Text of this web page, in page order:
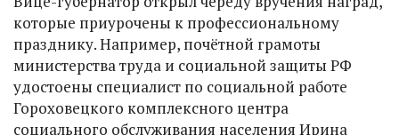
которые приурочены к профессиональному
празднику. Например, почётной грамоты
министерства труда и социальной защиты РФ
удостоены специалист по социальной работе
Гороховецкого комплексного центра
социального обслуживания населения Ирина